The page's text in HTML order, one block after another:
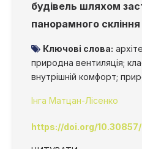
будівель шляхом
панорамного скління
Ключові слова:
природна вентиляція;
внутрішній комфорт;
Інга Матцан-Лісенко
https://doi.org/